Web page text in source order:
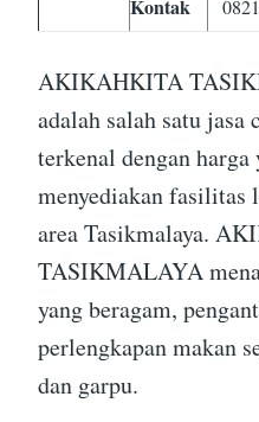
Kontak
AKIKAHKITA
adalah salah satu jasa
terkenal dengan
menyediakan fasilitas
area Tasikmalaya.
TASIKMALAYA
yang beragam,
perlengkapan makan
dan garpu.